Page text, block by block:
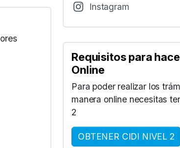
Instagram
Requisitos para
Online
Para poder realizar los
manera online necesitas
2
OBTENER CIDI NIVEL 2